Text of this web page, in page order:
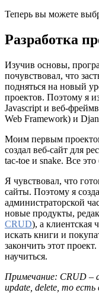
Теперь вы можете
Разработка
Изучив основы,
почувствовал, что
подняться на новый
проектов. Поэтому я
Javascript и веб-
Web Framework) и
Моим первым
создал веб-сайт для
tac-toe и snake. Все
Я чувствовал, что
сайты. Поэтому я
администраторской
новые продукты,
CRUD), а клиентская
искать книги и
закончить этот
научиться.
Примечание: CRUD –
update, delete, то есть